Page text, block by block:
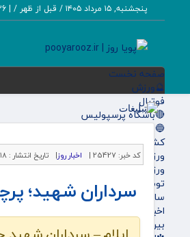
پنجشنبه, ۱۵ مرداد ۱۴۰۵ / قبل از ظهر / |
صفحه نخست
🔮ورزش
فوتبال
🔴باشگاه پرسپولیس
🔵باشگاه استقلال
کشتی و وزنه‌برداری
ورزشهای رزمی
ورزش زنان
توپ و تور
سایر حوزه ها
اخبار روز
بین الملل
کد خبر: 25427 | اخبار روز| تاریخ انتشار : ۱۸ تیر ۱۴۰۴ - ۲۱:۰۸ |
سرداران شهید؛